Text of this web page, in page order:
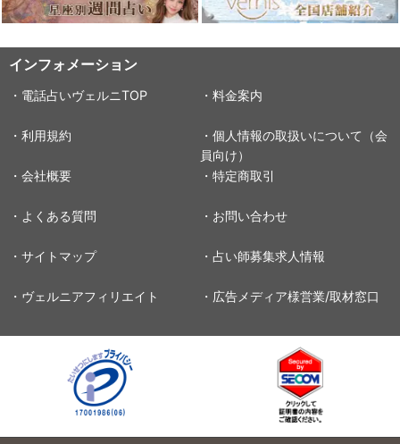
インフォメーション
・電話占いヴェルニTOP ・料金案内
・利用規約
・個人情報の取扱いについて（会
員向け）
・会社概要
・特定商取引
・よくある質問 ・お問い合わせ
・サイトマップ ・占い師募集求人情報
・ヴェルニアフィリエイト ・広告メディア様営業/取材窓口